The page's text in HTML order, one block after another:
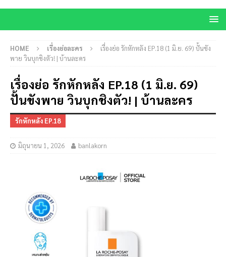
HOME เรื่องย่อละคร
เรื่องย่อ รักหักหลัง EP.18 (1 มิ.ย. 69) ปั้นขัง
พาย วินบุกชิงตัว! | บ้านละคร
เรื่องย่อ รักหักหลัง EP.18 (1 มิ.ย. 69)
ปั้นขังพาย วินบุกชิงตัว! | บ้านละคร
รักหักหลัง EP.18
มิถุนายน 1, 2026 banlakorn